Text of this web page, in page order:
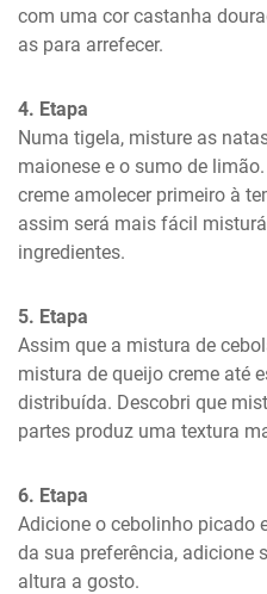
com uma cor castanha
as para arrefecer.
4. Etapa
Numa tigela, misture as
maionese e o sumo de
creme amolecer primeiro à
assim será mais fácil
ingredientes.
5. Etapa
Assim que a mistura de
mistura de queijo creme até
distribuída. Descobri que
partes produz uma textura
6. Etapa
Adicione o cebolinho picado
da sua preferência, adicione
altura a gosto.